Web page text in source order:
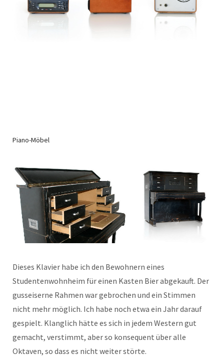
Piano-Möbel
Dieses Klavier habe ich den Bewohnern eines
Studentenwohnheim für einen Kasten Bier abgekauft. Der
gusseiserne Rahmen war gebrochen und ein Stimmen
nicht mehr möglich. Ich habe noch etwa ein Jahr darauf
gespielt. Klanglich hätte es sich in jedem Western gut
gemacht, verstimmt, aber so konsequent über alle
Oktaven, so dass es nicht weiter störte.